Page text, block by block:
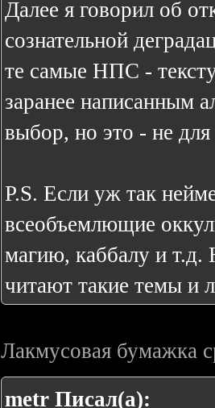
Далее я говорил об
сознательной
те самые НПС -
заранее написанным
выбор, но это - не
P.S. Если уж так
всеобъемлющие
магию, каббалу и
читают такие темы и
Лакмусовая бумажка
metr Писал(а):